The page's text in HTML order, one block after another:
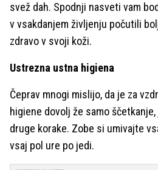
svež dah. Spodnji nasveti vam
v vsakdanjem življenju počutili
zdravo v svoji koži.
Ustrezna ustna higiena
Čeprav mnogi mislijo, da je za
higiene dovolj že samo
druge korake. Zobe si umivajte
vsaj pol ure po jedi.